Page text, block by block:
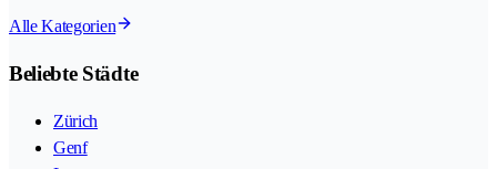
Alle Kategorien
Beliebte Städte
Zürich
Genf